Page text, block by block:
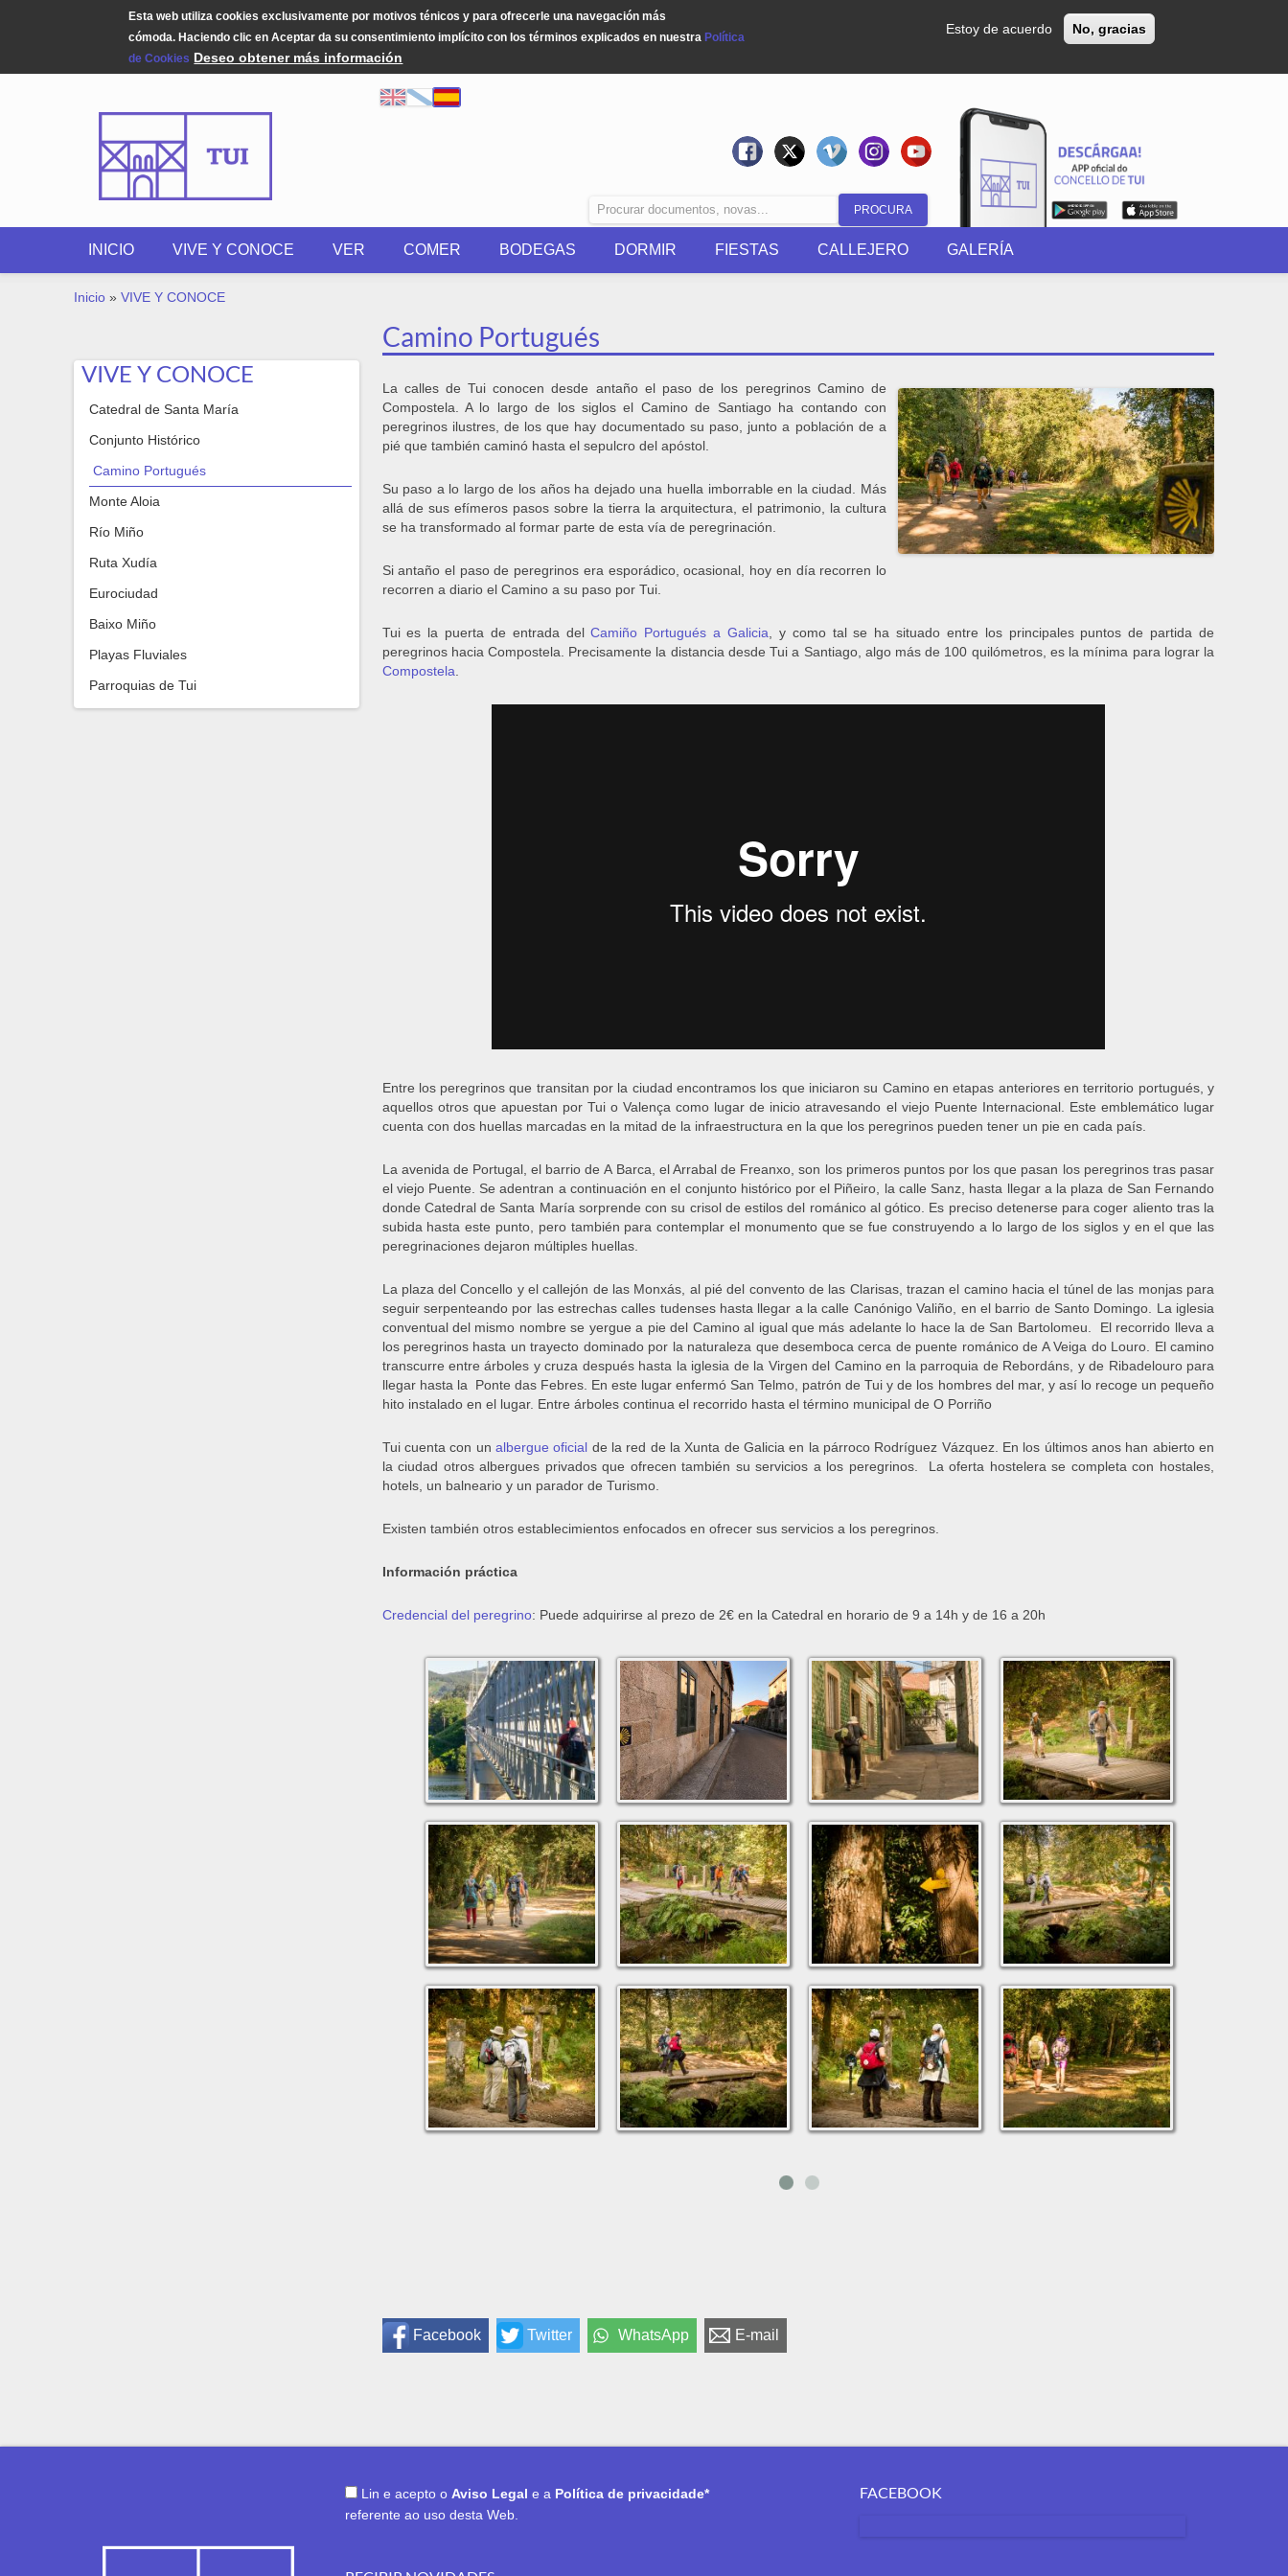
Esta web utiliza cookies exclusivamente por motivos ténicos y para ofrecerle una navegación más
cómoda. Haciendo clic en Aceptar da su consentimiento implícito con los términos explicados en nuestra Política
de Cookies Deseo obtener más información
Estoy de acuerdo No, gracias
Formulario
de
INICIO VIVE Y CONOCE VER COMER BODEGAS DORMIR FIESTAS CALLEJERO GALERÍA
USTED ESTÁ AQUÍ
Inicio » VIVE Y CONOCE
VIVE Y CONOCE
Catedral de Santa María
Conjunto Histórico
Camino Portugués
Monte Aloia
Río Miño
Ruta Xudía
Eurociudad
Baixo Miño
Playas Fluviales
Parroquias de Tui
Camino Portugués
La calles de Tui conocen desde antaño el paso de los peregrinos Camino de
Compostela. A lo largo de los siglos el Camino de Santiago ha contando con
peregrinos ilustres, de los que hay documentado su paso, junto a población de a
pié que también caminó hasta el sepulcro del apóstol.
Su paso a lo largo de los años ha dejado una huella imborrable en la ciudad. Más
allá de sus efímeros pasos sobre la tierra la arquitectura, el patrimonio, la cultura
se ha transformado al formar parte de esta vía de peregrinación.
Si antaño el paso de peregrinos era esporádico, ocasional, hoy en día recorren lo
recorren a diario el Camino a su paso por Tui.
Tui es la puerta de entrada delCamiño Portugués a Galicia , y como tal se ha situado entre los principales puntos de partida de
peregrinos hacia Compostela. Precisamente la distancia desde Tui a Santiago, algo más de 100 quilómetros, es la mínima para lograr la
Compostela
Entre los peregrinos que transitan por la ciudad encontramos los que iniciaron su Camino en etapas anteriores en territorio portugués, y
aquellos otros que apuestan por Tui o Valença como lugar de inicio atravesando el viejo Puente Internacional. Este emblemático lugar
cuenta con dos huellas marcadas en la mitad de la infraestructura en la que los peregrinos pueden tener un pie en cada país.
La avenida de Portugal, el barrio de A Barca, el Arrabal de Freanxo, son los primeros puntos por los que pasan los peregrinos tras pasar
el viejo Puente. Se adentran a continuación en el conjunto histórico por el Piñeiro, la calle Sanz, hasta llegar a la plaza de San Fernando
donde Catedral de Santa María sorprende con su crisol de estilos del románico al gótico. Es preciso detenerse para coger aliento tras la
subida hasta este punto, pero también para contemplar el monumento que se fue construyendo a lo largo de los siglos y en el que las
peregrinaciones dejaron múltiples huellas.
La plaza del Concello y el callejón de las Monxás, al pié del convento de las Clarisas, trazan el camino hacia el túnel de las monjas para
seguir serpenteando por las estrechas calles tudenses hasta llegar a la calle Canónigo Valiño, en el barrio de Santo Domingo. La iglesia
conventual del mismo nombre se yergue a pie del Camino al igual que más adelante lo hace la de San Bartolomeu. El recorrido lleva a
los peregrinos hasta un trayecto dominado por la naturaleza que desemboca cerca de puente románico de A Veiga do Louro. El camino
transcurre entre árboles y cruza después hasta la iglesia de la Virgen del Camino en la parroquia de Rebordáns, y de Ribadelouro para
llegar hasta la Ponte das Febres. En este lugar enfermó San Telmo, patrón de Tui y de los hombres del mar, y así lo recoge un pequeño
hito instalado en el lugar. Entre árboles continua el recorrido hasta el término municipal de O Porriño
Tui cuenta con un albergue oficial de la red de la Xunta de Galicia en la párroco Rodríguez Vázquez. En los últimos anos han abierto en
la ciudad otros albergues privados que ofrecen también su servicios a los peregrinos. La oferta hostelera se completa con hostales,
hotels, un balneario y un parador de Turismo.
Existen también otros establecimientos enfocados en ofrecer sus servicios a los peregrinos.
Información práctica
Credencial del peregrino: Puede adquirirse al prezo de 2€ en la Catedral en horario de 9 a 14h y de 16 a 20h
Facebook Twitter WhatsApp E-mail
Lin e acepto o Aviso Legal e a Política de privacidade*
referente ao uso desta Web.
FACEBOOK